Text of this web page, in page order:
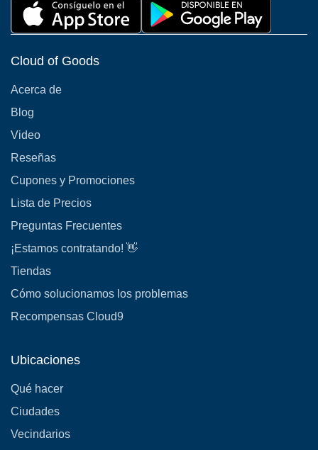
Cloud of Goods
Acerca de
Blog
Video
Reseñas
Cupones y Promociones
Lista de Precios
Preguntas Frecuentes
¡Estamos contratando! 👋
Tiendas
Cómo solucionamos los problemas
Recompensas Cloud9
Ubicaciones
Qué hacer
Ciudades
Vecindarios